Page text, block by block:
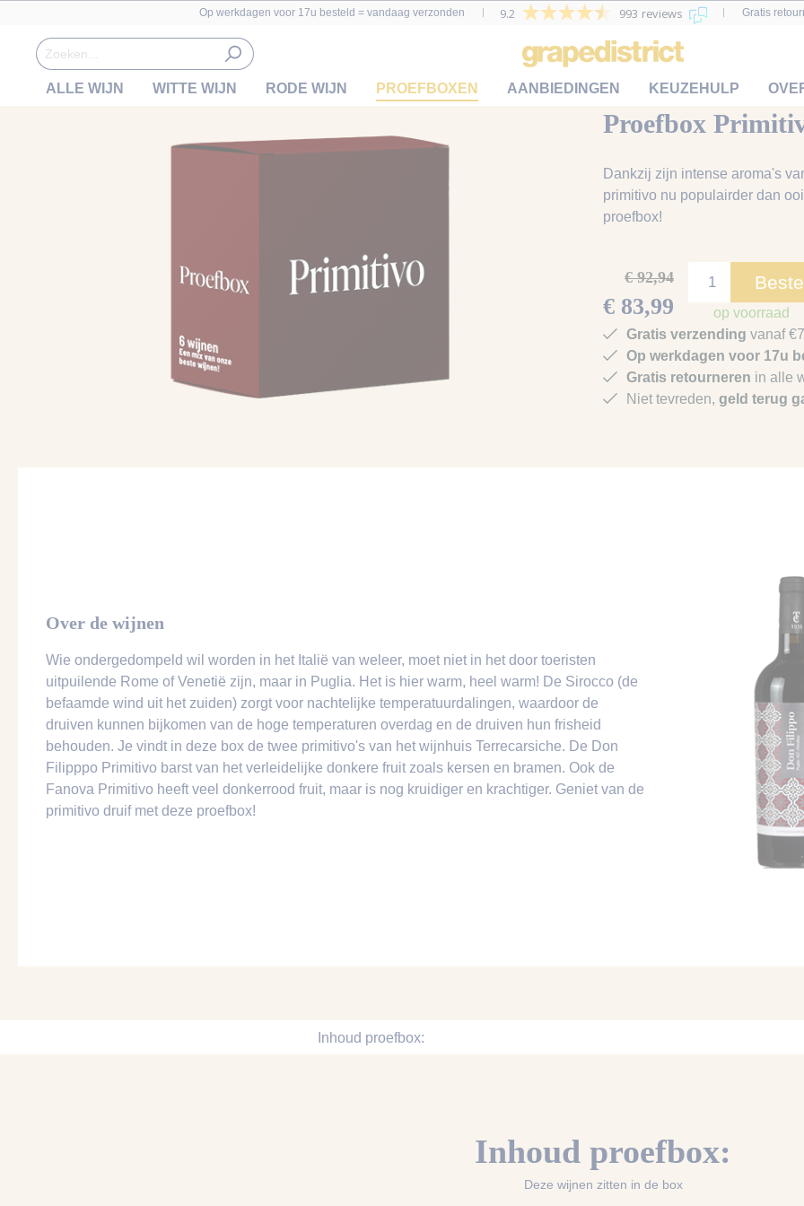
Op werkdagen voor 17u besteld = vandaag verzonden 9.2 993 reviews Gratis
ALLE WIJN WITTE WIJN RODE WIJN PROEFBOXEN AANBIEDINGEN KEUZEHULP
Proefbox
Dankzij zijn intense aroma's
primitivo nu populairder dan
proefbox!
€ 83,99
€ 92,94
op voorraad
Gratis verzending vanaf
Op werkdagen voor 17u
Gratis retourneren in alle
Niet tevreden, geld terug
Over de wijnen
Wie ondergedompeld wil worden in het Italië van weleer, moet niet in het door toeristen
uitpuilende Rome of Venetië zijn, maar in Puglia. Het is hier warm, heel warm! De Sirocco (de
befaamde wind uit het zuiden) zorgt voor nachtelijke temperatuurdalingen, waardoor de
druiven kunnen bijkomen van de hoge temperaturen overdag en de druiven hun frisheid
behouden. Je vindt in deze box de twee primitivo's van het wijnhuis Terrecarsiche. De Don
Filipppo Primitivo barst van het verleidelijke donkere fruit zoals kersen en bramen. Ook de
Fanova Primitivo heeft veel donkerrood fruit, maar is nog kruidiger en krachtiger. Geniet van de
primitivo druif met deze proefbox!
Inhoud proefbox:
Inhoud proefbox:
Deze wijnen zitten in de box